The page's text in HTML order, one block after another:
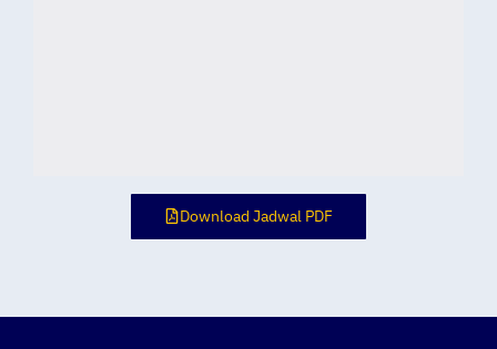
Download Jadwal PDF